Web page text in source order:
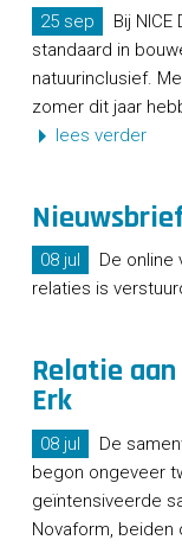
25 sep
Bij
standaard in
natuurinclusief.
zomer dit jaar
lees verder
08 jul
De online
relaties is
Relatie
Erk
08 jul
De
begon ongeveer
geïntensiveerde
Novaform, beiden